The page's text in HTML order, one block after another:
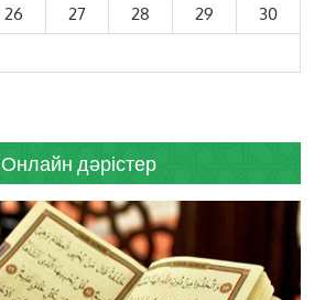
26 27 28 29
30
Онлайн дәрістер